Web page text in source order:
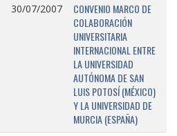
30/07/2007
CONVENIO MARCO DE
COLABORACIÓN
UNIVERSITARIA
INTERNACIONAL ENTRE
LA UNIVERSIDAD
AUTÓNOMA DE SAN
LUIS POTOSÍ (MÉXICO)
Y LA UNIVERSIDAD DE
MURCIA (ESPAÑA)